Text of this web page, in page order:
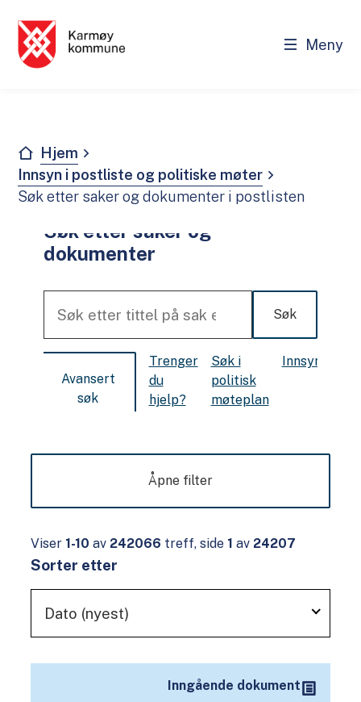
Meny
Du er her:
Hjem
Innsyn i postliste og politiske møter
Søk etter saker og dokumenter i postlisten
Søk etter saker og
dokumenter
Søk
Avansert
søk
Trenger
du
hjelp?
Søk i
politisk
møteplan
Innsyn
Åpne filter
Viser 1-10 av 242066 treff, side 1 av 24207
Sorter etter
Dato (nyest)
Inngående dokument